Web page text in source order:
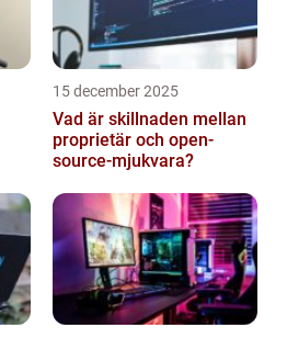
15 december 2025
Vad är skillnaden mellan
proprietär och open-
source-mjukvara?